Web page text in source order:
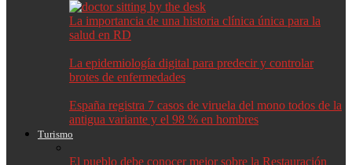
La importancia de una historia clínica única para la
salud en RD
La epidemiología digital para predecir y controlar
brotes de enfermedades
España registra 7 casos de viruela del mono todos de la
antigua variante y el 98 % en hombres
Turismo
El pueblo debe conocer mejor sobre la Restauración